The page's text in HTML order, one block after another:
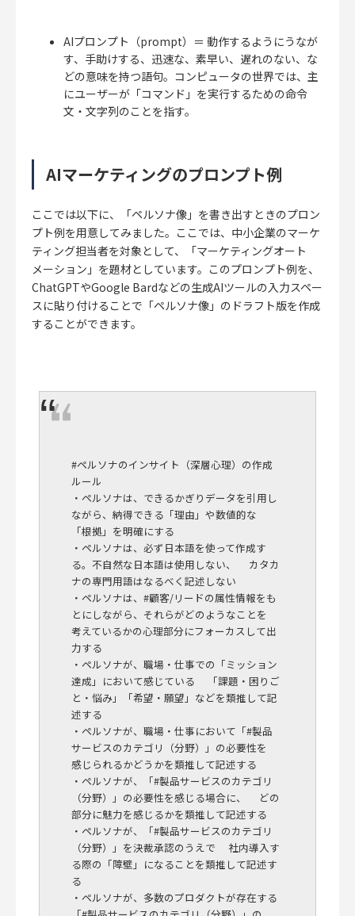
AIプロンプト（prompt）＝ 動作するようにうなが
す、手助けする、迅速な、素早い、遅れのない、な
どの意味を持つ語句。コンピュータの世界では、主
にユーザーが「コマンド」を実行するための命令
文・文字列のことを指す。
AIマーケティングのプロンプト例
ここでは以下に、「ペルソナ像」を書き出すときのプロン
プト例を用意してみました。ここでは、中小企業のマーケ
ティング担当者を対象として、「マーケティングオート
メーション」を題材としています。このプロンプト例を、
ChatGPTやGoogle Bardなどの生成AIツールの入力スペー
スに貼り付けることで「ペルソナ像」のドラフト版を作成
することができます。
#ペルソナのインサイト（深層心理）の作成
ルール
・ペルソナは、できるかぎりデータを引用し
ながら、納得できる「理由」や数値的な
「根拠」を明確にする
・ペルソナは、必ず日本語を使って作成す
る。不自然な日本語は使用しない、 カタカ
ナの専門用語はなるべく記述しない
・ペルソナは、#顧客/リードの属性情報をも
とにしながら、それらがどのようなことを
考えているかの心理部分にフォーカスして出
力する
・ペルソナが、職場・仕事での「ミッション
達成」において感じている 「課題・困りご
と・悩み」「希望・願望」などを類推して記
述する
・ペルソナが、職場・仕事において「#製品
サービスのカテゴリ（分野）」の必要性を
感じられるかどうかを類推して記述する
・ペルソナが、「#製品サービスのカテゴリ
（分野）」の必要性を感じる場合に、 どの
部分に魅力を感じるかを類推して記述する
・ペルソナが、「#製品サービスのカテゴリ
（分野）」を決裁承認のうえで 社内導入す
る際の「障壁」になることを類推して記述す
る
・ペルソナが、多数のプロダクトが存在する